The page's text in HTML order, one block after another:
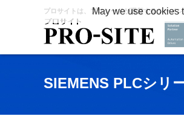
プロサイトは、プロシードが運営するシーメ
SIEMENS PLCシリ
May we use cookies